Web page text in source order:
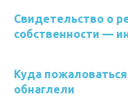
Свидетельство о
собственности —
Куда
обнаглели